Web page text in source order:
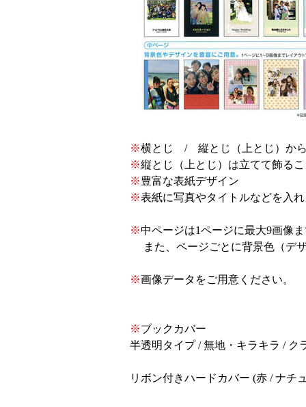
※横とじ / 縦とじ（上とじ） か
※縦とじ（上とじ）は立てて飾る
※豊富な表紙デザイン
※表紙に写真やタイトルなどを入
※中ページは1ページに最大9画像
また、ページごとに背景色（デ
※画像データをご用意ください。
※ブックカバー
半透明タイプ / 無地・キラキラ / ク
リボン付きハードカバー (赤 / ナチ